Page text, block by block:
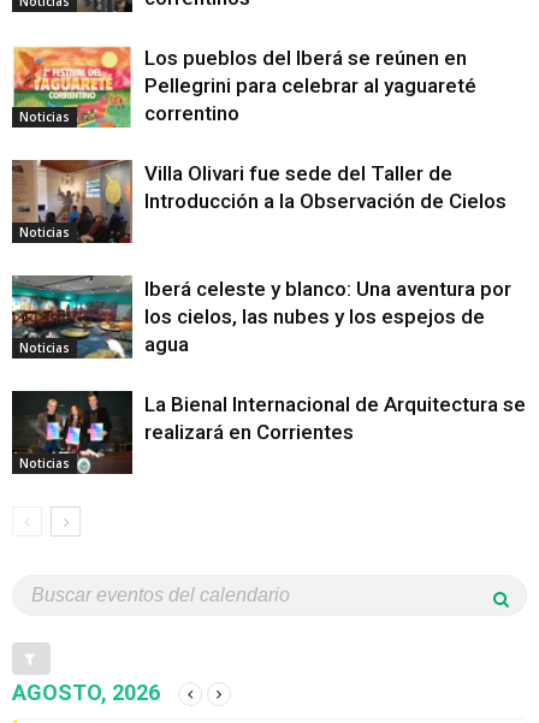
Noticias
Los pueblos del Iberá se reúnen en
Pellegrini para celebrar al yaguareté
correntino
Noticias
Villa Olivari fue sede del Taller de
Introducción a la Observación de Cielos
Noticias
Iberá celeste y blanco: Una aventura por
los cielos, las nubes y los espejos de
agua
Noticias
La Bienal Internacional de Arquitectura se
realizará en Corrientes
AGOSTO, 2026